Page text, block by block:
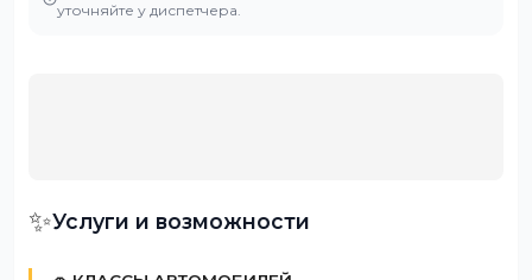
уточняйте у диспетчера.
✨Услуги и возможности